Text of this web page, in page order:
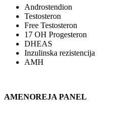
Androstendion
Testosteron
Free Testosteron
17 OH Progesteron
DHEAS
Inzulinska rezistencija
AMH
AMENOREJA PANEL